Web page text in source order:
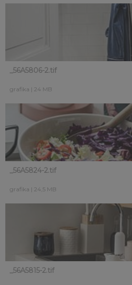
_56A5806-2.tif
grafika | 24 MB
_56A5824-2.tif
grafika | 24,5 MB
_56A5815-2.tif